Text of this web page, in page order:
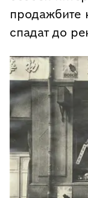
продажбите
спадат до